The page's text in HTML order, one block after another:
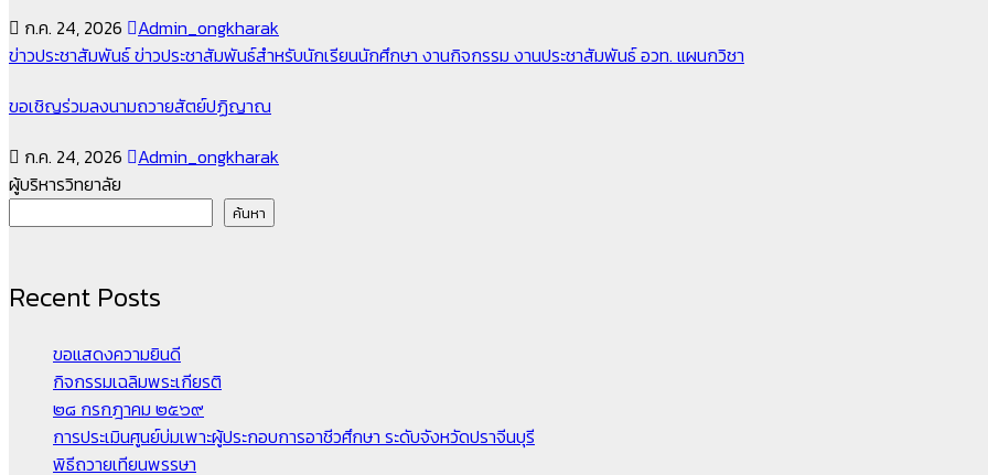
ก.ค. 24, 2026
Admin_ongkharak
ข่าวประชาสัมพันธ์ข่าวประชาสัมพันธ์สำหรับนักเรียนนักศึกษา งานกิจกรรม งานประชาสัมพันธ์อวท. แผนกวิชา
ขอเชิญร่วมลงนามถวายสัตย์ปฏิญาณ
ก.ค. 24, 2026
Admin_ongkharak
ผู้บริหารวิทยาลัย
ค้นหา
Recent Posts
ขอแสดงความยินดี
กิจกรรมเฉลิมพระเกียรติ
๒๘ กรกฎาคม ๒๕๖๙
การประเมินศูนย์บ่มเพาะผู้ประกอบการอาชีวศึกษา ระดับจังหวัดปราจีนบุรี
พิธีถวายเทียนพรรษา